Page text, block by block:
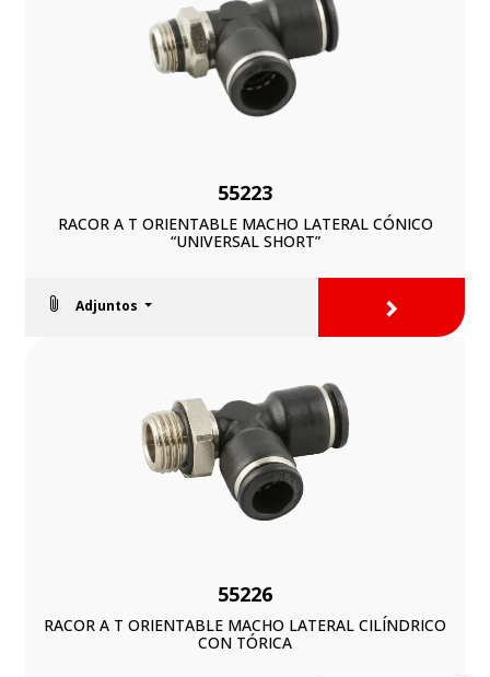
55223
RACOR A T ORIENTABLE MACHO LATERAL CÓNICO
“UNIVERSAL SHORT”
Adjuntos >
55226
RACOR A T ORIENTABLE MACHO LATERAL CILÍNDRICO
CON TÓRICA